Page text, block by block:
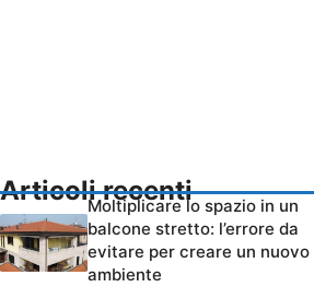
Articoli recenti
Moltiplicare lo spazio in un
balcone stretto: l’errore da
evitare per creare un nuovo
ambiente